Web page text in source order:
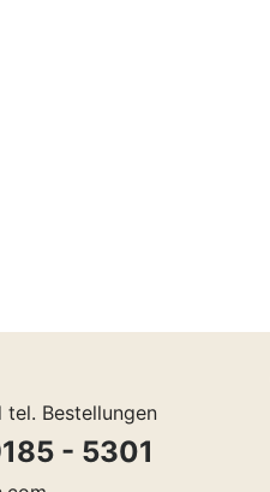
tel. Bestellungen
- 5301